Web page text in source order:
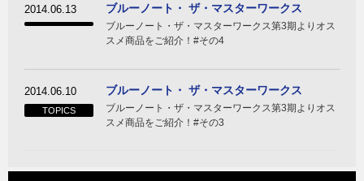
2014.06.13 ブルーノート・ ザ・マスターワークス
ブルーノート・ザ・マスターワークス第3期よりオス
スメ商品をご紹介！#その4
2014.06.10
TOPICS
ブルーノート・ ザ・マスターワークス
ブルーノート・ザ・マスターワークス第3期よりオス
スメ商品をご紹介！#その3